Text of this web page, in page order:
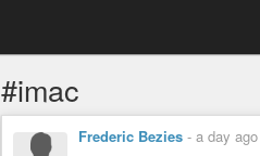
#imac
Frederic Bezies - a day ago